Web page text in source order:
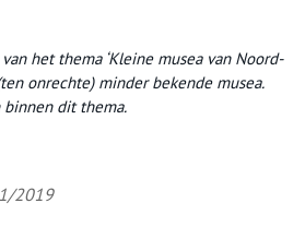
het thema ‘Kleine musea van Noord-
onrechte) minder bekende musea.
dit thema.
2019